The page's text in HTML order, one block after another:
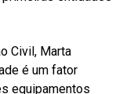
Civil, Marta
é um fator
equipamentos